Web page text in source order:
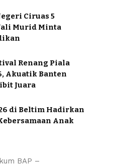
Ciruas 5
Murid Minta
Renang Piala
Akuatik Banten
Juara
di Beltim Hadirkan
Anak
BAP –